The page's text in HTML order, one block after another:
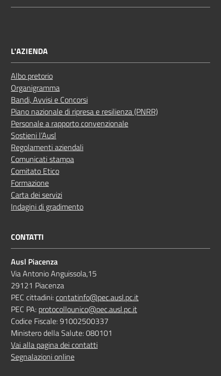
L'AZIENDA
Albo pretorio
Organigramma
Bandi, Avvisi e Concorsi
Piano nazionale di ripresa e resilienza (PNRR)
Personale a rapporto convenzionale
Sostieni l’Ausl
Regolamenti aziendali
Comunicati stampa
Comitato Etico
Formazione
Carta dei servizi
Indagini di gradimento
CONTATTI
Ausl Piacenza
Via Antonio Anguissola,15
29121 Piacenza
PEC cittadini:contatinfo@pec.ausl.pc.it
PEC PA: protocollounico@pec.ausl.pc.it
Codice Fiscale: 91002500337
Ministero della Salute: 080101
Vai alla pagina dei contatti
Segnalazioni online